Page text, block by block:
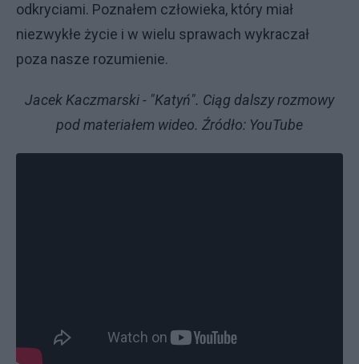
odkryciami. Poznałem człowieka, który miał
niezwykłe życie i w wielu sprawach wykraczał
poza nasze rozumienie.
Jacek Kaczmarski - "Katyń". Ciąg dalszy rozmowy
pod materiałem wideo. Źródło: YouTube